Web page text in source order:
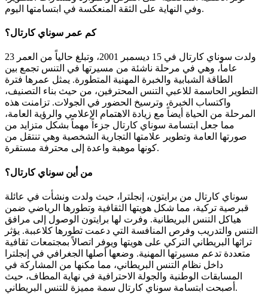
وفي النهاية على الثقة المنعكسة في ابتسامتها اليوم.
كم عمر سوناي كارتال؟
ولدت سوناي كارتال في 15 ديسمبر 2001، وتبلغ حالياً من العمر 23
عاماً، وهي في مرحلة ناشئة من مسيرتها في التنس تجمع بين
الطاقة الشبابية والخبرة المهنية المتطورة. يمثل عمرها فترة
التطوير الحاسمة للاعبي التنس المحترفين، من حيث بناء التصنيف،
واكتساب الخبرة، وترسيخ الحضور في الجولات. تزامنت هذه
المرحلة من الحياة أيضاً مع زيادة الاهتمام الإعلامي والرؤية العامة،
مما جعل ابتسامة سوناي كارتال جزءاً مهماً بشكل متزايد من
صورتها العامة وتطوير علامتها التجارية الشخصية وهي تنتقل من
كونها موهبة واعدة إلى محترفة مستقرة.
من أين سوناي كارتال؟
سوناي كارتال من برايتون، إنجلترا، حيث ولدت ونشأت في عائلة
قبرصية تركية، مما شكل هويتها الثقافية وتطورها الرياضي ضمن
هياكل التنس البريطانية. وفرت لها برايتون الوصول إلى مرافق
التنس والتدريب وفرص المنافسة التي دعمت تطورها كلاعببة. يؤثر
تراثها البريطاني التركي على هويتها ويوفر اتصالاً بمجتمعات ثقافية
متعددة تدعم مسيرتها المهنية. وضعها أصلها الجغرافي في إنجلترا
داخل نظام التنس البريطاني، مما مكنها من المشاركة في
المسابقات الوطنية والجولة الاحترافية في نهاية المطاف، حيث
أصبحت ابتسامة سوناي كارتال سمة مميزة للتنس البريطاني.